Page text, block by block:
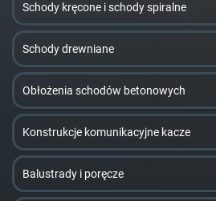
Schody kręcone i schody spiralne
Schody drewniane
Obłożenia schodów betonowych
Konstrukcje komunikacyjne kacze
Balustrady i poręcze